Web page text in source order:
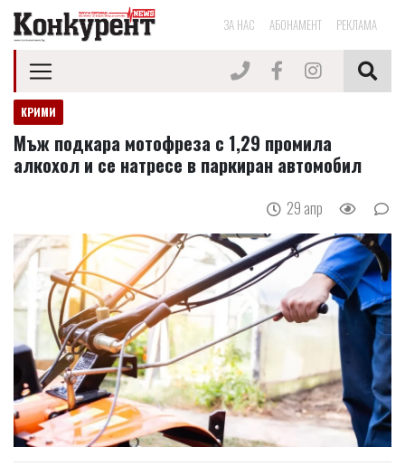
ЗА НАС АБОНАМЕНТ РЕКЛАМА
КРИМИ
Мъж подкара мотофреза с 1,29 промила
алкохол и се натресе в паркиран автомобил
29 апр